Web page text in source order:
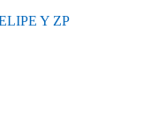
Y ZP